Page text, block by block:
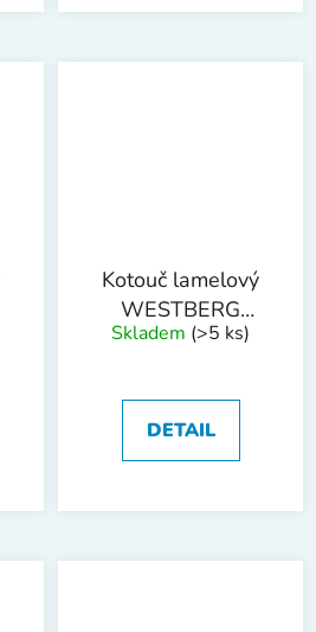
Kotouč lamelový
WESTBERG
125mm P120
Skladem (>5 ks)
DETAIL